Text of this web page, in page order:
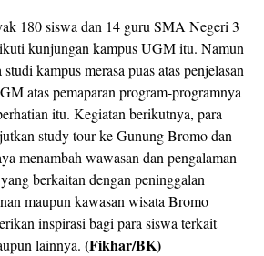
180 siswa dan 14 guru SMA Negeri 3
kunjungan kampus UGM itu. Namun
studi kampus merasa puas atas penjelasan
atas pemaparan program-programnya
itu. Kegiatan berikutnya, para
study tour ke Gunung Bromo dan
menambah wawasan dan pengalaman
berkaitan dengan peninggalan
maupun kawasan wisata Bromo
inspirasi bagi para siswa terkait
lainnya. (Fikhar/BK)